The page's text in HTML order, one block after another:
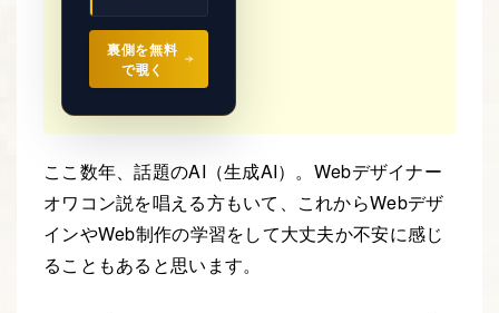
裏側を無料
で覗く
ここ数年、話題のAI（生成AI）。Webデザイナー
オワコン説を唱える方もいて、これからWebデザ
インやWeb制作の学習をして大丈夫か不安に感じ
ることもあると思います。